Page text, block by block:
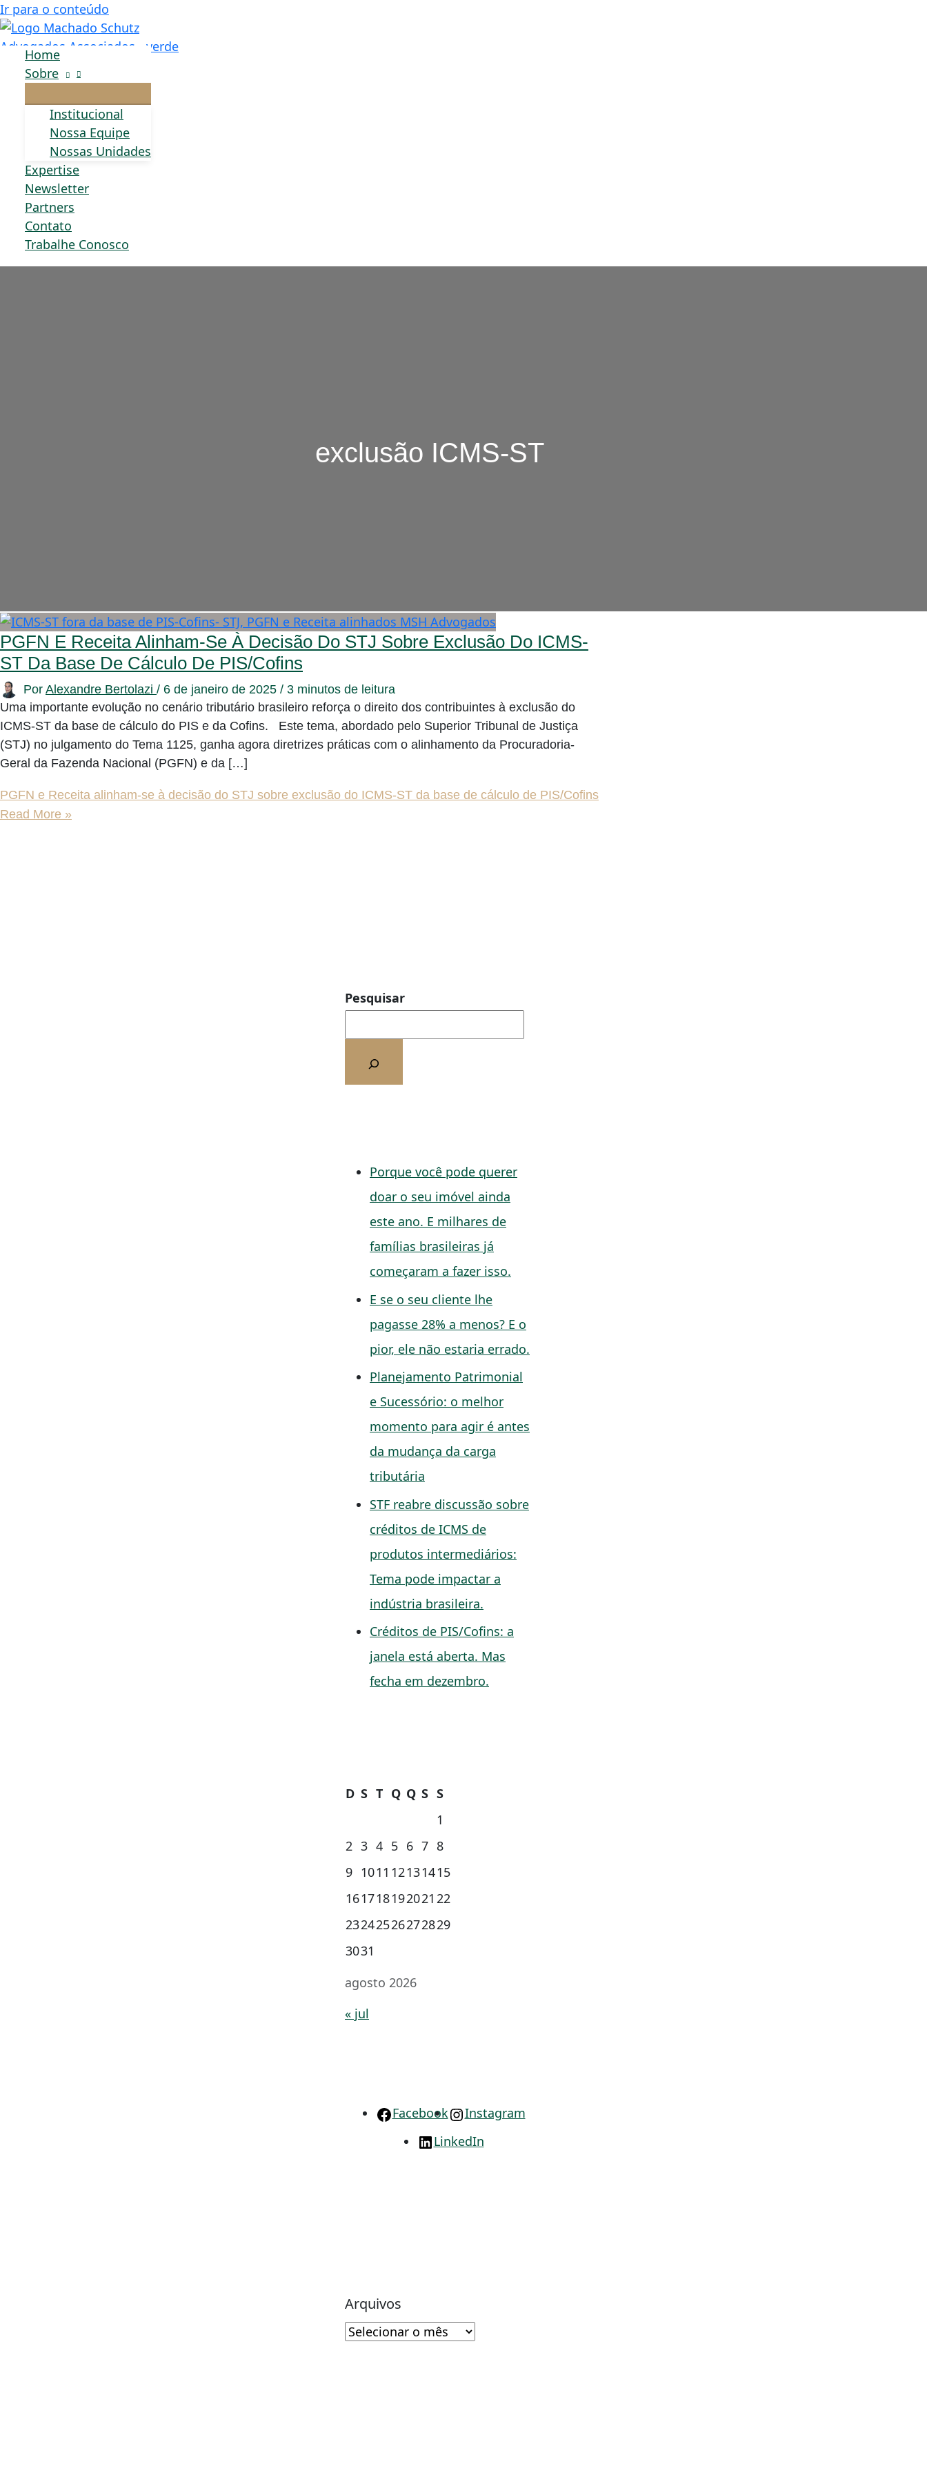
Ir para o conteúdo
Home
Sobre
Institucional
Nossa Equipe
Nossas Unidades
Expertise
Newsletter
Partners
Contato
Trabalhe Conosco
exclusão ICMS-ST
PGFN E Receita Alinham-Se À Decisão Do STJ Sobre Exclusão Do ICMS-
ST Da Base De Cálculo De PIS/Cofins
Por Alexandre Bertolazi / 6 de janeiro de 2025 / 3 minutos de leitura
Uma importante evolução no cenário tributário brasileiro reforça o direito dos contribuintes à exclusão do
ICMS-ST da base de cálculo do PIS e da Cofins. Este tema, abordado pelo Superior Tribunal de Justiça
(STJ) no julgamento do Tema 1125, ganha agora diretrizes práticas com o alinhamento da Procuradoria-
Geral da Fazenda Nacional (PGFN) e da […]
PGFN e Receita alinham-se à decisão do STJ sobre exclusão do ICMS-ST da base de cálculo de PIS/Cofins
Read More »
Pesquisar
Porque você pode querer
doar o seu imóvel ainda
este ano. E milhares de
famílias brasileiras já
começaram a fazer isso.
E se o seu cliente lhe
pagasse 28% a menos? E o
pior, ele não estaria errado.
Planejamento Patrimonial
e Sucessório: o melhor
momento para agir é antes
da mudança da carga
tributária
STF reabre discussão sobre
créditos de ICMS de
produtos intermediários:
Tema pode impactar a
indústria brasileira.
Créditos de PIS/Cofins: a
janela está aberta. Mas
fecha em dezembro.
agosto 2026
D S T Q Q S S
1
2 3 4 5 6 7 8
9 1011 12131415
161718192021 22
23242526272829
3031
« jul
Facebook
Instagram
LinkedIn
Arquivos